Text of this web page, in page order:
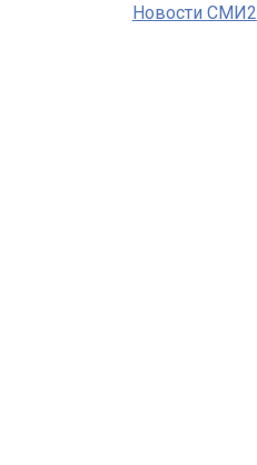
Новости СМИ2